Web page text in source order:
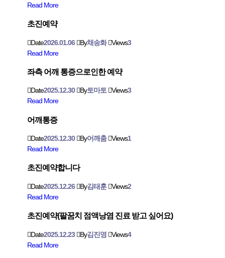
Read More
초진예약
Date2026.01.06 By채송화 Views3
Read More
좌측 어깨 통증으로인한 예약
Date2025.12.30 By토마토 Views3
Read More
어깨통증
Date2025.12.30 By어깨춤 Views1
Read More
초진예약합니다
Date2025.12.26 By김태훈 Views2
Read More
초진예약(팔꿈치 점액낭염 진료 받고 싶어요)
Date2025.12.23 By김진영 Views4
Read More